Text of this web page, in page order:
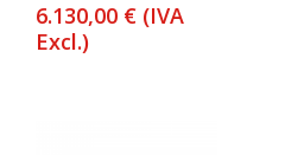
6.130,00 € (IVA
Excl.)